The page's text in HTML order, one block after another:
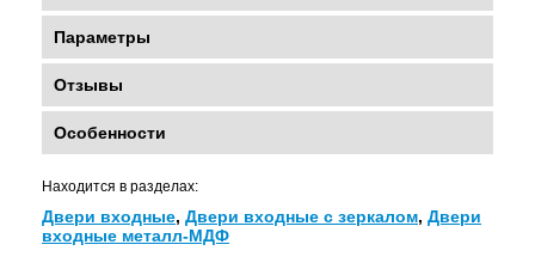
Параметры
Отзывы
Особенности
Находится в разделах:
Двери входные, Двери входные с зеркалом, Двери
входные металл-МДФ